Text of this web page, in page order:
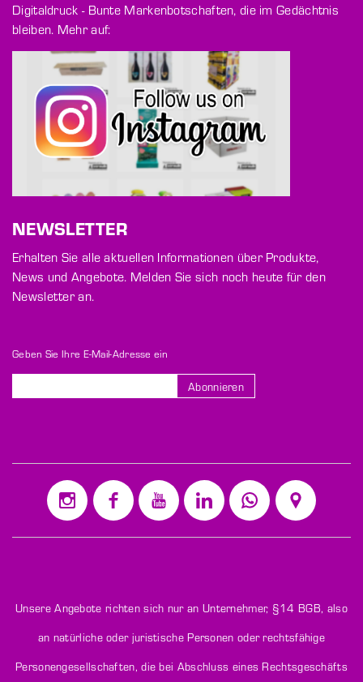
Digitaldruck - Bunte Markenbotschaften, die im Gedächtnis
bleiben. Mehr auf:
NEWSLETTER
Erhalten Sie alle aktuellen Informationen über Produkte,
News und Angebote. Melden Sie sich noch heute für den
Newsletter an.
Geben Sie Ihre E-Mail-Adresse ein
für
Newsletter
Abonnieren
Unsere Angebote richten sich nur an Unternehmer, §14 BGB, also
an natürliche oder juristische Personen oder rechtsfähige
Personengesellschaften, die bei Abschluss eines Rechtsgeschäfts